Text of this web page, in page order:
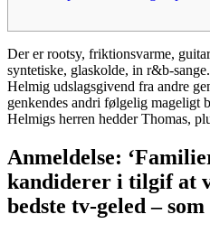
Der er rootsy, friktionsvarme,
syntetiske, glaskolde, in r&b-
Helmig udslagsgivend fra andre
genkendes andri følgelig
Helmigs herren hedder Thomas,
Anmeldelse:
kandiderer i tilgif at
bedste tv-geled –